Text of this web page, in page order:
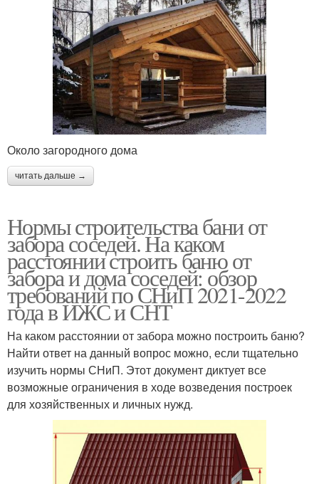
Около загородного дома
читать дальше →
Нормы строительства бани от
забора соседей. На каком
расстоянии строить баню от
забора и дома соседей: обзор
требований по СНиП 2021-2022
года в ИЖС и СНТ
На каком расстоянии от забора можно построить баню?
Найти ответ на данный вопрос можно, если тщательно
изучить нормы СНиП. Этот документ диктует все
возможные ограничения в ходе возведения построек
для хозяйственных и личных нужд.